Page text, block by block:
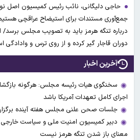
حاجی دلیگانی، نائب رئیس کمیسیون اصل
جمع‌آوری مستندات برای استیضاح عراقچی
درباره تنگه هرمز باید به تصویب مجلس برسد/
دوران قاجار گیر کرده و از روی ترس و وادادگی
آخرین اخبار
سخنگوی هیات رئیسه مجلس: هرگونه
اجرای کامل تعهدات آمریکا باشد
جلسات صحن علنی مجلس هفته آینده
دبیر کمیسیون امنیت ملی و سیاست
معنای باز شدن تنگه هرمز نیست